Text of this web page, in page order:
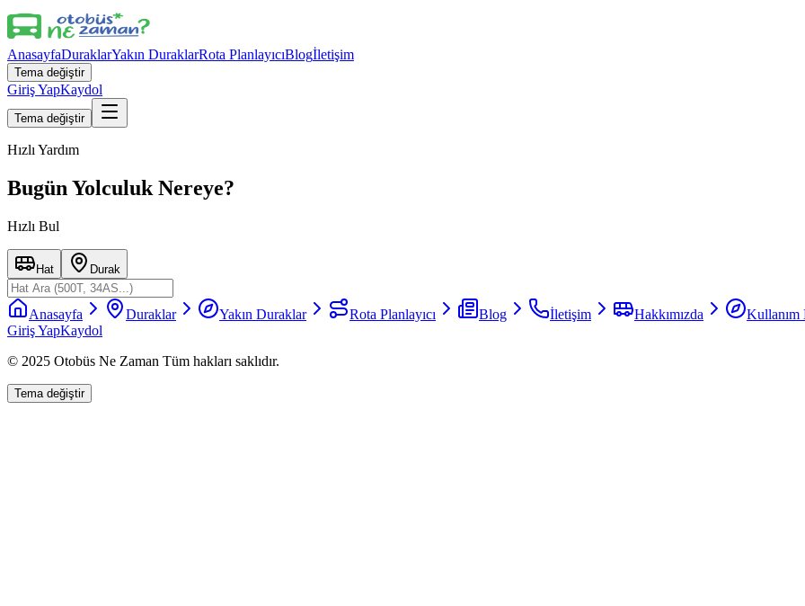
AnasayfaDuraklarYakın DuraklarRota PlanlayıcıBlogİletişim
Tema değiştir
Giriş YapKaydol
Tema değiştir
Hızlı Yardım
Bugün Yolculuk Nereye?
Hızlı Bul
Hat Durak
Anasayfa Duraklar Yakın Duraklar Rota Planlayıcı Blog İletişim Hakkımızda
Kullanım
Giriş YapKaydol
© 2025 Otobüs Ne Zaman Tüm hakları saklıdır.
Tema değiştir